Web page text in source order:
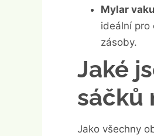
Mylar
ideální pro
zásoby.
Jaké
sáčků
Jako všechny